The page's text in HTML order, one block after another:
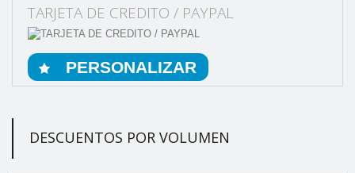
TARJETA DE CREDITO / PAYPAL
PERSONALIZAR
DESCUENTOS POR VOLUMEN